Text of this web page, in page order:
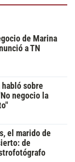
de Marina
a TN
habló sobre
negocio la
el marido de
de